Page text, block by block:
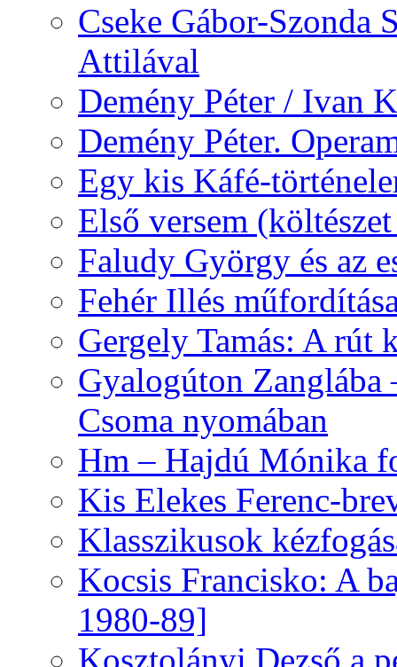
Cseke Gábor-Szonda
Attilával
Demény Péter / Ivan
Demény Péter.
Egy kis Káfé-
Első versem
Faludy György és az
Fehér Illés
Gergely Tamás: A rút
Gyalogúton Zanglába
Csoma nyomában
Hm – Hajdú Mónika
Kis Elekes Ferenc-
Klasszikusok
Kocsis Francisko: A
1980-89]
Kosztolányi Dezső a